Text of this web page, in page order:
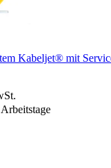
Kabeljet® mit